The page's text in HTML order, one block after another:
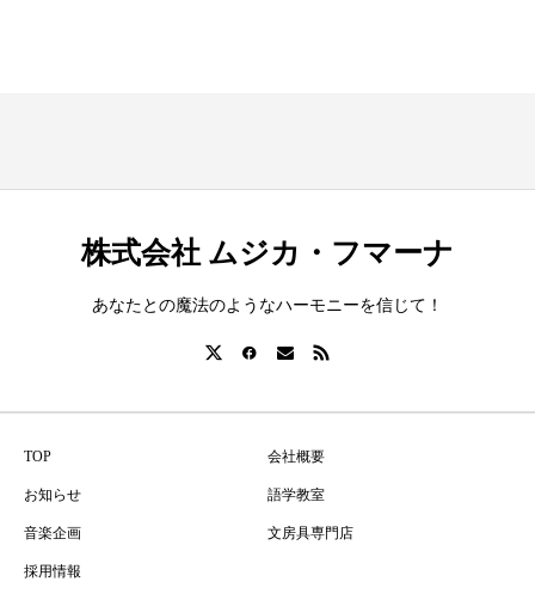
株式会社 ムジカ・フマーナ
あなたとの魔法のようなハーモニーを信じて！
TOP 会社概要
お知らせ 語学教室
音楽企画 文房具専門店
採用情報